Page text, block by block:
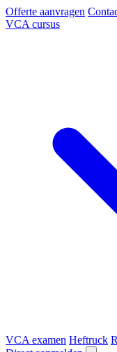
Offerte aanvragen
VCA cursus
VCA examen Heftruck